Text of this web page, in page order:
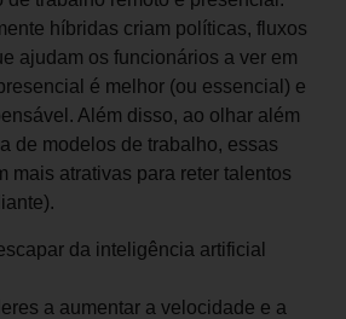
híbridas criam políticas, fluxos
ajudam os funcionários a ver em
é melhor (ou essencial) e
Além disso, ao olhar além
de modelos de trabalho, essas
mais atrativas para reter talentos
da inteligência artificial
a aumentar a velocidade e a